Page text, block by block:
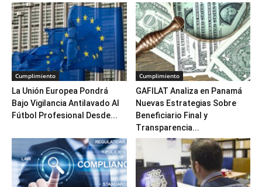
Cumplimiento
La Unión Europea Pondrá
Bajo Vigilancia Antilavado Al
Fútbol Profesional Desde...
Cumplimiento
GAFILAT Analiza en Panamá
Nuevas Estrategias Sobre
Beneficiario Final y
Transparencia...